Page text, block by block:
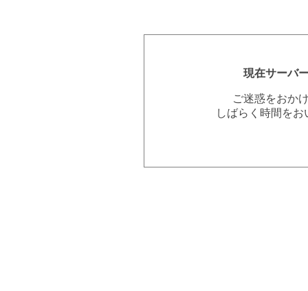
現在サーバ
ご迷惑をおか
しばらく時間を